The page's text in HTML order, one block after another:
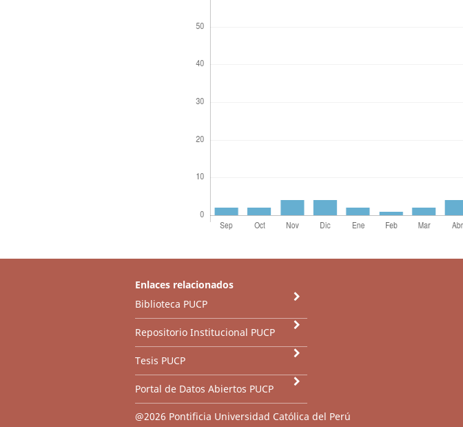
Enlaces relacionados
Biblioteca PUCP
Repositorio Institucional PUCP
Tesis PUCP
Portal de Datos Abiertos PUCP
@2026 Pontificia Universidad Católica del Perú